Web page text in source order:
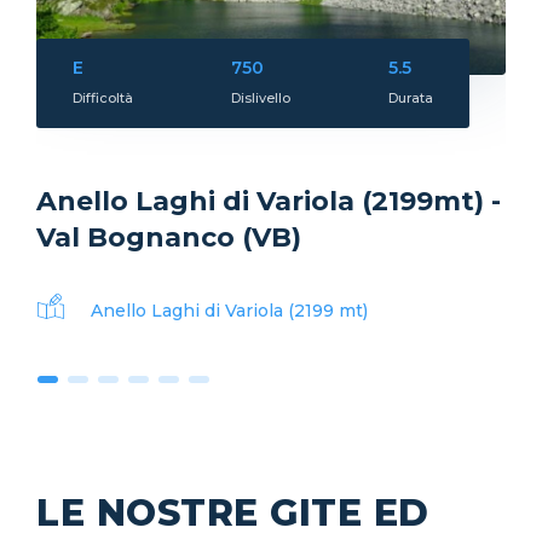
Anello Laghi di Variola (2199mt) -
Val Bognanco (VB)
Difficoltà
E
Dislivello
750
Durata
5.5
Anello Laghi di Variola (2199 mt)
LE NOSTRE GITE ED